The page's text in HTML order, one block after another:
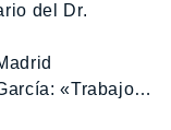
del Dr.
«Trabajo…